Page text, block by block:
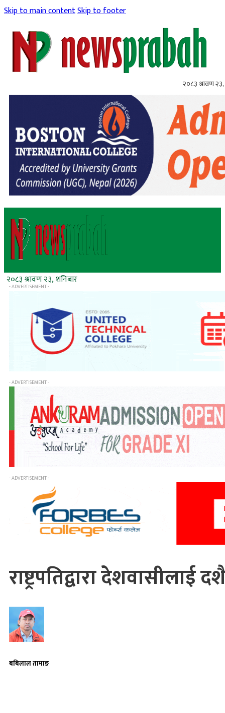
Skip to main contentSkip to footer
२०८३ श्रावण २३,
२०८३ श्रावण २३, शनिबार
- ADVERTISEMENT -
- ADVERTISEMENT -
- ADVERTISEMENT -
राष्ट्रपतिद्वारा
बबिलाल तामाङ